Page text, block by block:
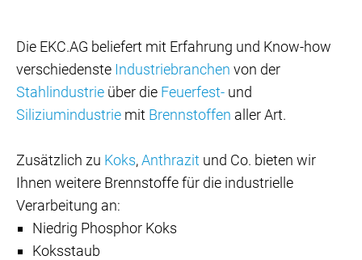
Die EKC.AG beliefert mit Erfahrung und Know-how
verschiedenste Industriebranchen von der
Stahlindustrie über die Feuerfest- und
Siliziumindustrie mit Brennstoffen aller Art.
Zusätzlich zu Koks,Anthrazit und Co. bieten wir
Ihnen weitere Brennstoffe für die industrielle
Verarbeitung an:
Niedrig Phosphor Koks
Koksstaub